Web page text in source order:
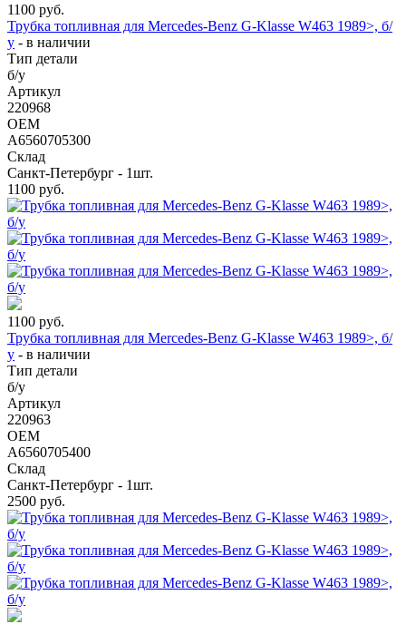
1100 руб.
Трубка топливная для Mercedes-Benz G-Klasse W463 1989>, б/
у - в наличии
Тип детали
б/у
Артикул
220968
OEM
A6560705300
Склад
Санкт-Петербург - 1шт.
1100 руб.
1100 руб.
Трубка топливная для Mercedes-Benz G-Klasse W463 1989>, б/
у - в наличии
Тип детали
б/у
Артикул
220963
OEM
A6560705400
Склад
Санкт-Петербург - 1шт.
2500 руб.